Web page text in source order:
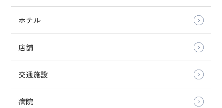
ホテル
店舗
交通施設
病院